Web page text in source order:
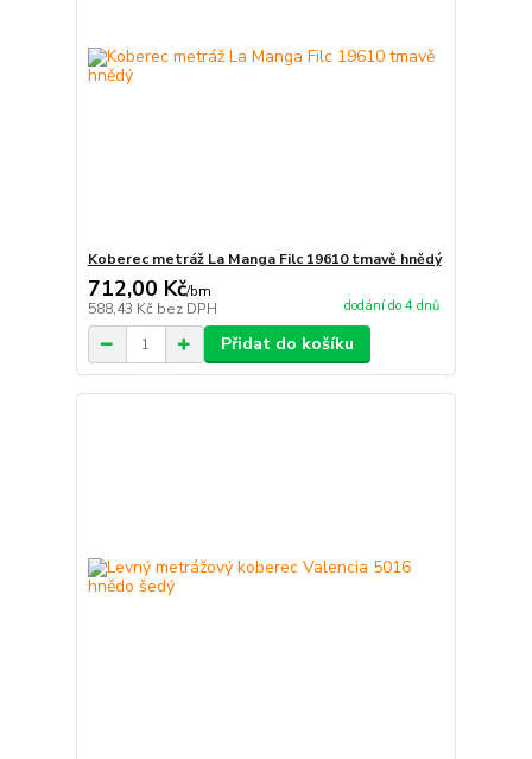
Koberec metráž La Manga Filc 19610 tmavě hnědý
712,00 Kč/bm
588,43 Kč bez DPH dodání do 4 dnů
Přidat do košíku